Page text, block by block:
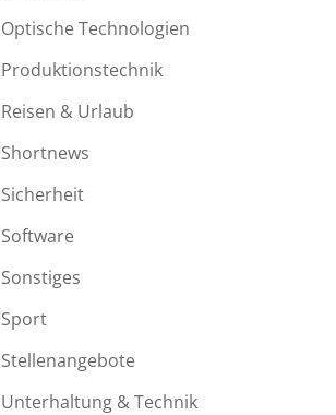
Optische Technologien
Produktionstechnik
Reisen & Urlaub
Shortnews
Sicherheit
Software
Sonstiges
Sport
Stellenangebote
Unterhaltung & Technik